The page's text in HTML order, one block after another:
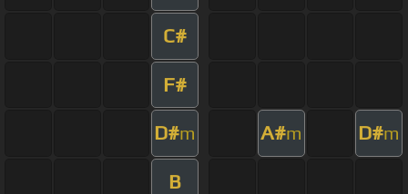
C#
F#
D#m A#m D#m
B